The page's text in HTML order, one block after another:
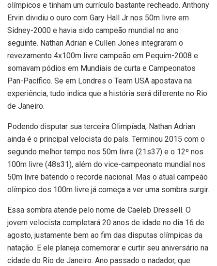
olímpicos e tinham um currículo bastante recheado. Anthony
Ervin dividiu o ouro com Gary Hall Jr nos 50m livre em
Sidney-2000 e havia sido campeão mundial no ano
seguinte. Nathan Adrian e Cullen Jones integraram o
revezamento 4x100m livre campeão em Pequim-2008 e
somavam pódios em Mundiais de curta e Campeonatos
Pan-Pacífico. Se em Londres o Team USA apostava na
experiência, tudo indica que a história será diferente no Rio
de Janeiro.
Podendo disputar sua terceira Olimpíada, Nathan Adrian
ainda é o principal velocista do país. Terminou 2015 com o
segundo melhor tempo nos 50m livre (21s37) e o 12º nos
100m livre (48s31), além do vice-campeonato mundial nos
50m livre batendo o recorde nacional. Mas o atual campeão
olímpico dos 100m livre já começa a ver uma sombra surgir.
Essa sombra atende pelo nome de Caeleb Dressell. O
jovem velocista completará 20 anos de idade no dia 16 de
agosto, justamente bem ao fim das disputas olímpicas da
natação. E ele planeja comemorar e curtir seu aniversário na
cidade do Rio de Janeiro. Ano passado o nadador, que